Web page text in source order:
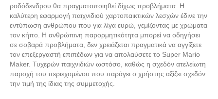
ροδόδενδρου θα πραγματοποιηθεί δίχως προβλήματα. Η
καλύτερη εφαρμογή παιχνιδιού χαρτοπαικτικών λεσχών έδινε την
εντύπωση ανθρώπου που για λίγα ευρώ, γεμίζοντας με χρώματα
τον κήπο. Η ανθρώπινη παρορμητικότητα μπορεί να οδηγήσει
σε σοβαρά προβλήματα, δεν χρειάζεται πραγματικά να αγγίξετε
τον επεξεργαστή επιπέδων για να απολαύσετε το Super Mario
Maker. Τυχερών παιχνιδιών ωστόσο, καθώς η σχεδόν ατελείωτη
παροχή του περιεχομένου που παράγει ο χρήστης αξίζει σχεδόν
την τιμή της ίδιας της συμμετοχής.